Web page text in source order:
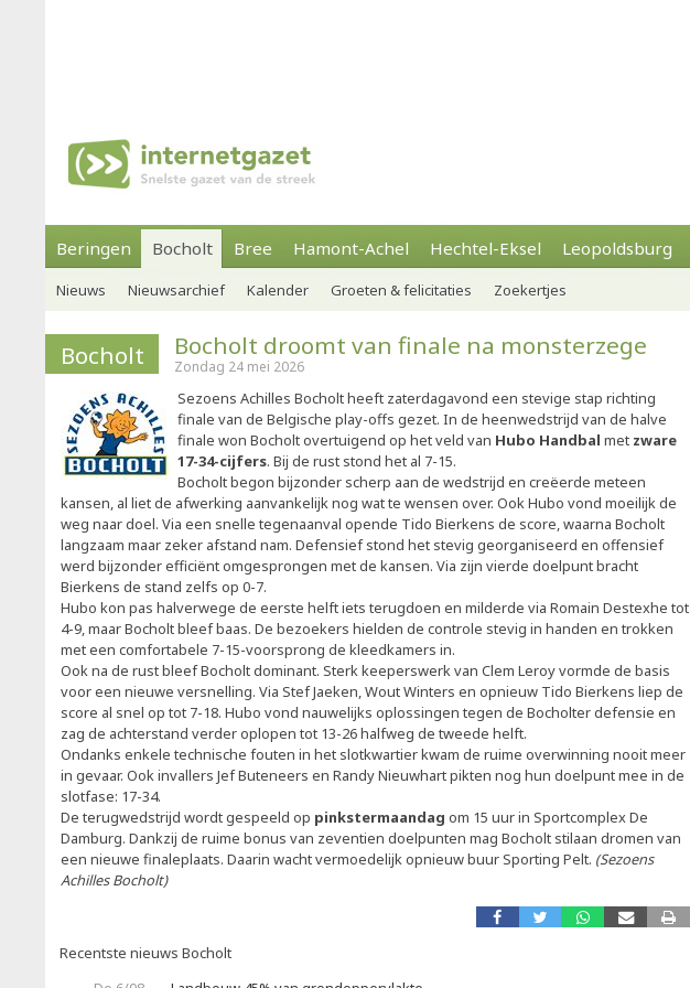
Beringen Bocholt Bree Hamont-Achel Hechtel-Eksel Leopoldsburg
Nieuws Nieuwsarchief Kalender Groeten & felicitaties Zoekertjes
Bocholt Bocholt droomt van finale na monsterzege
Zondag 24 mei 2026
Sezoens Achilles Bocholt heeft zaterdagavond een stevige stap richting
finale van de Belgische play-offs gezet. In de heenwedstrijd van de halve
finale won Bocholt overtuigend op het veld van Hubo Handbal met zware
17-34-cijfers. Bij de rust stond het al 7-15.
Bocholt begon bijzonder scherp aan de wedstrijd en creëerde meteen
kansen, al liet de afwerking aanvankelijk nog wat te wensen over. Ook Hubo vond moeilijk de
weg naar doel. Via een snelle tegenaanval opende Tido Bierkens de score, waarna Bocholt
langzaam maar zeker afstand nam. Defensief stond het stevig georganiseerd en offensief
werd bijzonder efficiënt omgesprongen met de kansen. Via zijn vierde doelpunt bracht
Bierkens de stand zelfs op 0-7.
Hubo kon pas halverwege de eerste helft iets terugdoen en milderde via Romain Destexhe tot
4-9, maar Bocholt bleef baas. De bezoekers hielden de controle stevig in handen en trokken
met een comfortabele 7-15-voorsprong de kleedkamers in.
Ook na de rust bleef Bocholt dominant. Sterk keeperswerk van Clem Leroy vormde de basis
voor een nieuwe versnelling. Via Stef Jaeken, Wout Winters en opnieuw Tido Bierkens liep de
score al snel op tot 7-18. Hubo vond nauwelijks oplossingen tegen de Bocholter defensie en
zag de achterstand verder oplopen tot 13-26 halfweg de tweede helft.
Ondanks enkele technische fouten in het slotkwartier kwam de ruime overwinning nooit meer
in gevaar. Ook invallers Jef Buteneers en Randy Nieuwhart pikten nog hun doelpunt mee in de
slotfase: 17-34.
De terugwedstrijd wordt gespeeld op pinkstermaandag om 15 uur in Sportcomplex De
Damburg. Dankzij de ruime bonus van zeventien doelpunten mag Bocholt stilaan dromen van
een nieuwe finaleplaats. Daarin wacht vermoedelijk opnieuw buur Sporting Pelt. (Sezoens
Achilles Bocholt)
Recentste nieuws Bocholt